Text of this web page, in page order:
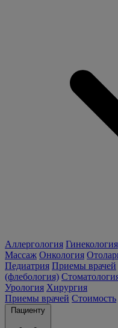
Аллергология Гинекология
Массаж Онкология
Педиатрия Приемы врачей
(флебология)
Урология Хирургия
Приемы врачей Стоимость
Пациенту